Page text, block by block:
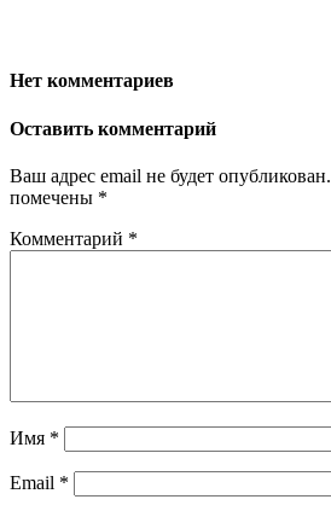
Нет комментариев
Оставить комментарий
Ваш адрес email не будет опубликован.
помечены *
Комментарий *
Имя *
Email *